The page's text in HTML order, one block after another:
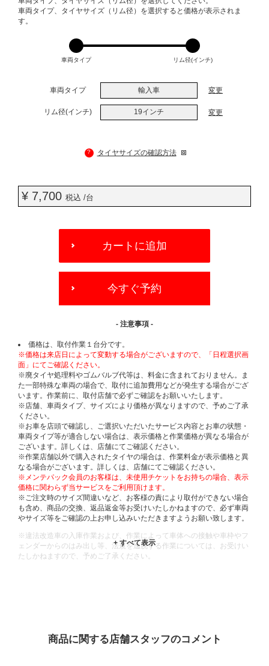
車両タイプ、タイヤサイズ（リム径）を選択すると価格が表示されま
す。
車両タイプ リム径(インチ)
車両タイプ 輸入車 変更
リム径(インチ) 19インチ 変更
? タイヤサイズの確認方法
¥ 7,700 税込 /台
OPTIONS
カートに追加
今すぐ予約
- 注意事項 -
価格は、取付作業１台分です。
※価格は来店日によって変動する場合がございますので、「日程選択画
面」にてご確認ください。
※廃タイヤ処理料やゴムバルブ代等は、料金に含まれておりません。ま
た一部特殊な車両の場合で、取付に追加費用などが発生する場合がござ
います。作業前に、取付店舗で必ずご確認をお願いいたします。
※店舗、車両タイプ、サイズにより価格が異なりますので、予めご了承
ください。
※お車を店頭で確認し、ご選択いただいたサービス内容とお車の状態・
車両タイプ等が適合しない場合は、表示価格と作業価格が異なる場合が
ございます。詳しくは、店舗にてご確認ください。
※作業店舗以外で購入されたタイヤの場合は、作業料金が表示価格と異
なる場合がございます。詳しくは、店舗にてご確認ください。
※メンテパック会員のお客様は、未使用チケットをお持ちの場合、表示
価格に関わらず当サービスをご利用頂けます。
※ご注文時のサイズ間違いなど、お客様の責により取付ができない場合
も含め、商品の交換、返品返金等お受けいたしかねますので、必ず車両
やサイズ等をご確認の上お申し込みいただきますようお願い致します。
※違法改造車の入庫作業および、作業によって車体への接触や車枠やフ
ェンダーからのはみ出し等、法規を逸脱する作業については、お受けい
たしかねますので、予めご了承ください。
商品に関する店舗スタッフのコメント